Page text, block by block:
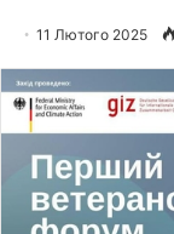
11 Лютого 2025